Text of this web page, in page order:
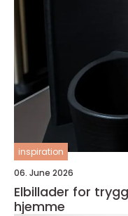
inspiration
06. June 2026
Elbillader for
hjemme